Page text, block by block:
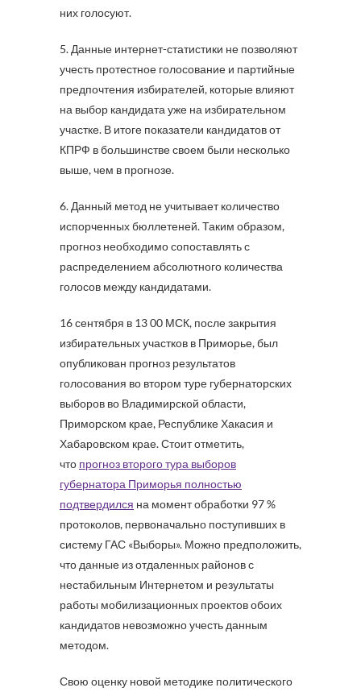
них голосуют.
5. Данные интернет-статистики не позволяют
учесть протестное голосование и партийные
предпочтения избирателей, которые влияют
на выбор кандидата уже на избирательном
участке. В итоге показатели кандидатов от
КПРФ в большинстве своем были несколько
выше, чем в прогнозе.
6. Данный метод не учитывает количество
испорченных бюллетеней. Таким образом,
прогноз необходимо сопоставлять с
распределением абсолютного количества
голосов между кандидатами.
16 сентября в 13 00 МСК, после закрытия
избирательных участков в Приморье, был
опубликован прогноз результатов
голосования во втором туре губернаторских
выборов во Владимирской области,
Приморском крае, Республике Хакасия и
Хабаровском крае. Стоит отметить,
что прогноз второго тура выборов
губернатора Приморья полностью
подтвердился на момент обработки 97 %
протоколов, первоначально поступивших в
систему ГАС «Выборы». Можно предположить,
что данные из отдаленных районов с
нестабильным Интернетом и результаты
работы мобилизационных проектов обоих
кандидатов невозможно учесть данным
методом.
Свою оценку новой методике политического